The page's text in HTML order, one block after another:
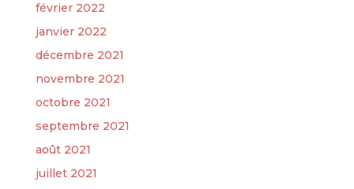
février 2022
janvier 2022
décembre 2021
novembre 2021
octobre 2021
septembre 2021
août 2021
juillet 2021